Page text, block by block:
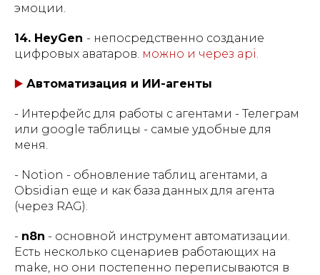
эмоции.
14. HeyGen - непосредственно создание
цифровых аватаров. можно и через api.
▶️ Автоматизация и ИИ-агенты
- Интерфейс для работы с агентами - Телеграм
или google таблицы - самые удобные для
меня.
- Notion - обновление таблиц агентами, а
Obsidian еще и как база данных для агента
(через RAG).
- n8n - основной инструмент автоматизации.
Есть несколько сценариев работающих на
make, но они постепенно переписываются в